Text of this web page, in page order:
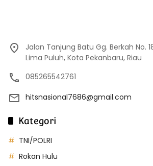
Jalan Tanjung Batu Gg. Berkah No.
Lima Puluh, Kota Pekanbaru, Riau
085265542761
hitsnasional7686@gmail.com
Kategori
TNI/POLRI
Rokan Hulu